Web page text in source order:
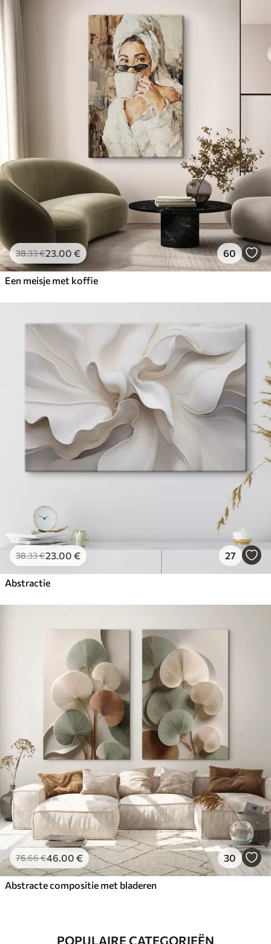
38.33€23.00 € 60
Een meisje met koffie
38.33€23.00 € 27
Abstractie
76.66€46.00 € 30
Abstracte compositie met bladeren
POPULAIRE CATEGORIEËN